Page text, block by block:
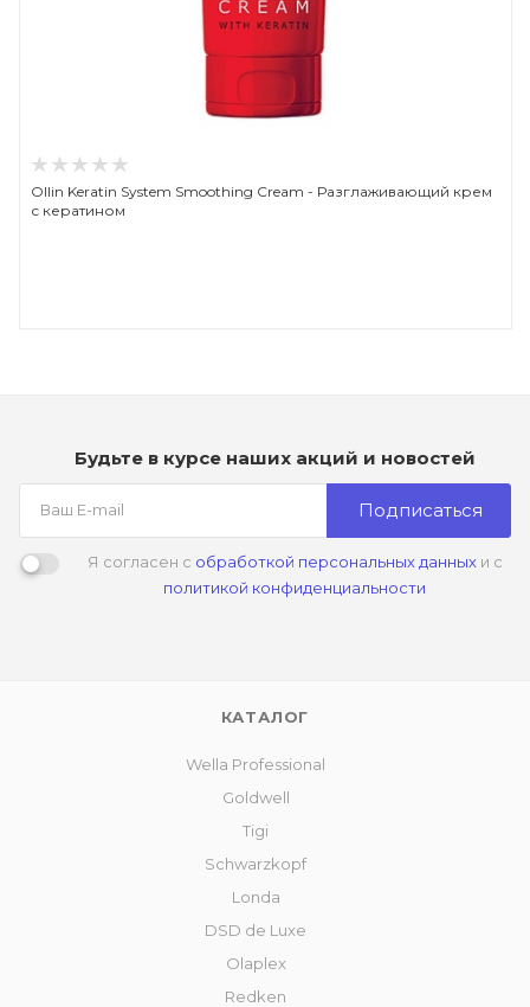
Ollin Keratin System Smoothing Cream - Разглаживающий крем
с кератином
Будьте в курсе наших акций и новостей
Подписаться
Я согласен с обработкой персональных данныхи с
политикой конфиденциальности
КАТАЛОГ
Wella Professional
Goldwell
Tigi
Schwarzkopf
Londa
DSD de Luxe
Olaplex
Redken